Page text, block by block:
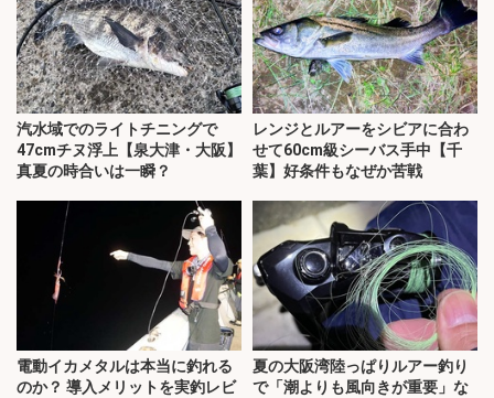
汽水域でのライトチニングで
47cmチヌ浮上【泉大津・大阪】
真夏の時合いは一瞬？
レンジとルアーをシビアに合わ
せて60cm級シーバス手中【千
葉】好条件もなぜか苦戦
電動イカメタルは本当に釣れる
のか？ 導入メリットを実釣レビ
夏の大阪湾陸っぱりルアー釣り
で「潮よりも風向きが重要」な